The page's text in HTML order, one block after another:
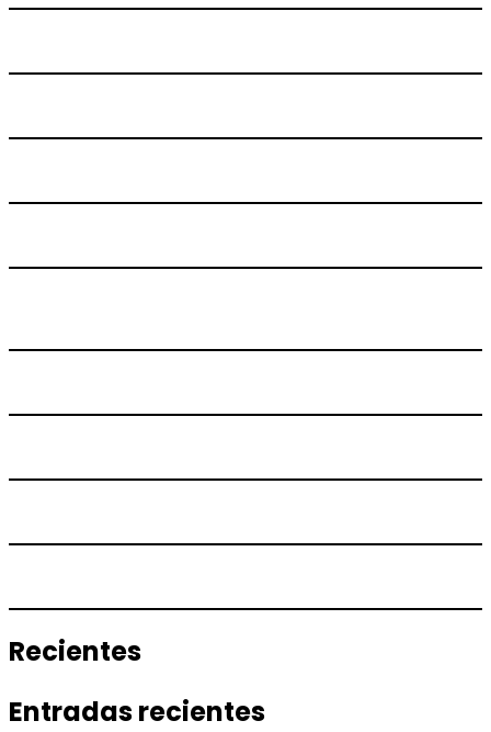
Recientes
Entradas recientes